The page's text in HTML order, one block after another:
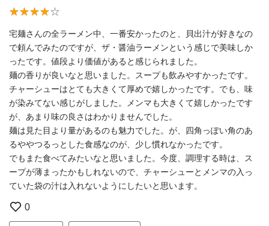
宅麺さんの全ラーメン中、一番安かったのと、貝出汁が好きなの
で頼んでみたのですが、ザ・醤油ラーメンという感じで美味しか
ったです。値段より価値があると感じられました。
麺の香りが良いなと思いました。スープも飲みやすかったです。
チャーシューはとても大きくて厚めで嬉しかったです。でも、味
が染みてない感じがしました。メンマも大きくて嬉しかったです
が、あまり味の良さはわかりませんでした。
麺は見た目より量があるのも魅力でした。が、四角っぽい角のあ
るややつるっとした食感なのが、少し慣れなかったです。
でもまた食べてみたいなと思いました。今度、調理する時は、ス
ープが薄まったかもしれないので、チャーシューとメンマの入っ
ていた袋の汁は入れないようにしたいと思います。
0